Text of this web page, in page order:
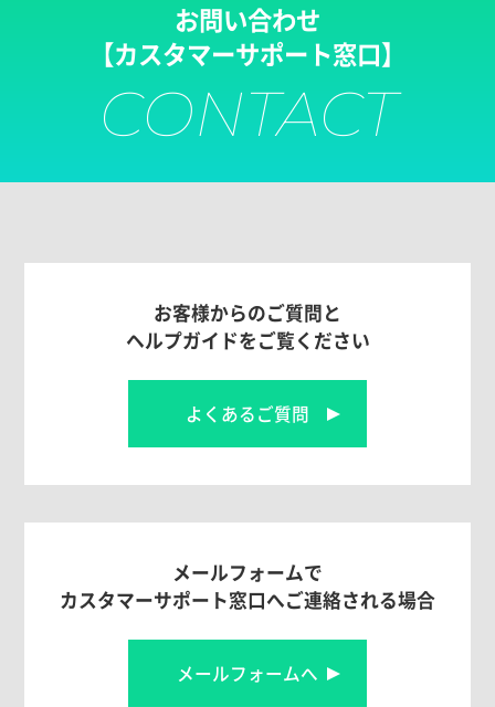
お問い合わせ
【カスタマーサポート窓口】
CONTACT
お客様からのご質問と
ヘルプガイドをご覧ください
よくあるご質問
メールフォームで
カスタマーサポート窓口へご連絡される場合
メールフォームへ